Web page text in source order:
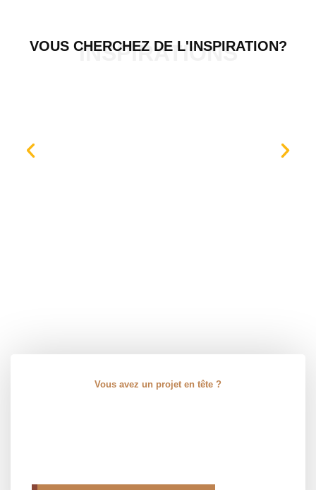
INSPIRATIONS
VOUS CHERCHEZ DE L'INSPIRATION?
Vous avez un projet en tête ?